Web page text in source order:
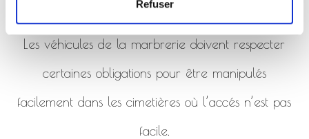
Refuser
Les véhicules de la marbrerie doivent respecter
certaines obligations pour être manipulés
facilement dans les cimetières où l’accés n’est pas
facile.